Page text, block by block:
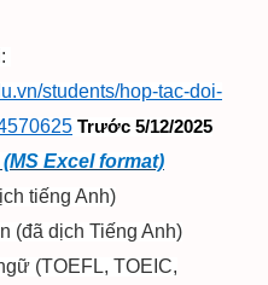
students/hop-tac-doi-
Trước 5/12/2025
Excel format)
tiếng Anh)
(đã dịch Tiếng Anh)
(TOEFL, TOEIC,